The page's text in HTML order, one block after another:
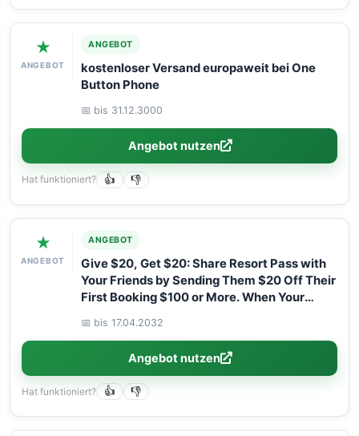
★
ANGEBOT
ANGEBOT
kostenloser Versand europaweit bei One
Button Phone
📅 bis 31.12.3000
Angebot nutzen
Hat funktioniert? 👍 👎
★
ANGEBOT
ANGEBOT
Give $20, Get $20: Share Resort Pass with
Your Friends by Sending Them $20 Off Their
First Booking $100 or More. When Your
$20 Off Your Next $100 or More Booking!
📅 bis 17.04.2032
Angebot nutzen
Hat funktioniert? 👍 👎